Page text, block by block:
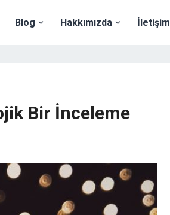
Blog Hakkımızda İletişim
Bir İnceleme